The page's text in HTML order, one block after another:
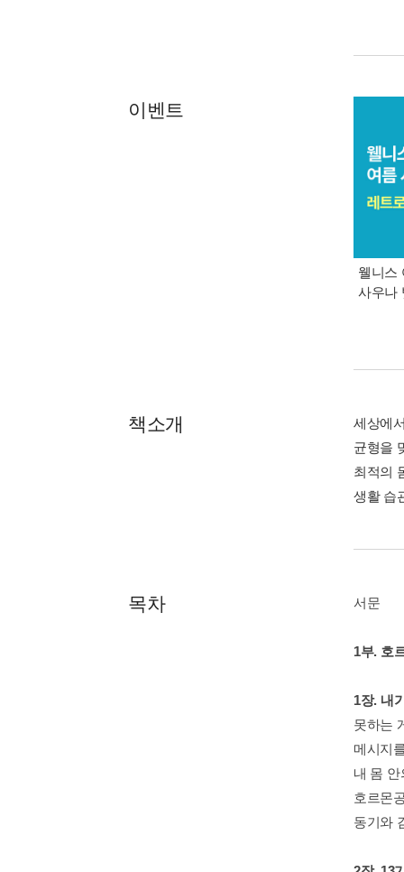
이벤트
웰니스
사우나
책소개
세상에
균형을
최적의
생활 습
목차 서문
1부. 호
1장. 내
못하는
메시지
내 몸
호르몬
동기와